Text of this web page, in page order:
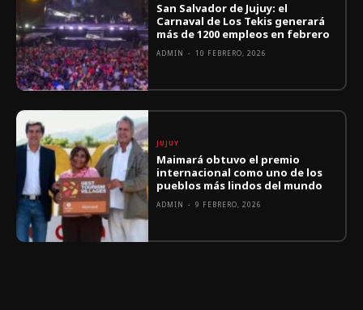
San Salvador de Jujuy: el
Carnaval de Los Tekis generará
más de 1200 empleos en febrero
ADMIN - 10 FEBRERO, 2026
JUJUY
Maimará obtuvo el premio
internacional como uno de los
pueblos más lindos del mundo
ADMIN - 9 FEBRERO, 2026